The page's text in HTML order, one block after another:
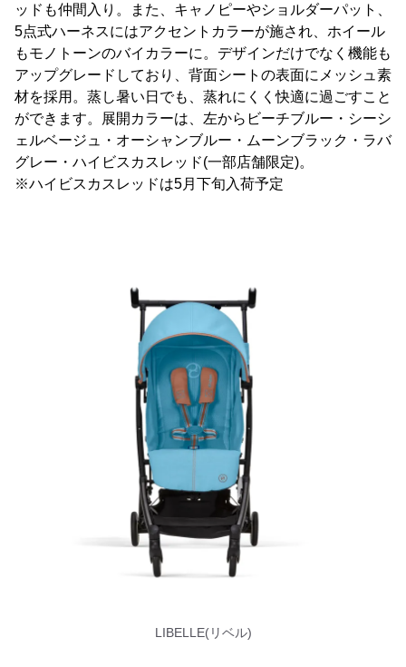
ッドも仲間入り。また、キャノピーやショルダーパット、
5点式ハーネスにはアクセントカラーが施され、ホイール
もモノトーンのバイカラーに。デザインだけでなく機能も
アップグレードしており、背面シートの表面にメッシュ素
材を採用。蒸し暑い日でも、蒸れにくく快適に過ごすこと
ができます。展開カラーは、左からビーチブルー・シーシ
ェルベージュ・オーシャンブルー・ムーンブラック・ラバ
グレー・ハイビスカスレッド(一部店舗限定)。
※ハイビスカスレッドは5月下旬入荷予定
LIBELLE(リベル)